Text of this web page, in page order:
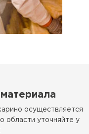
осуществляется
области уточняйте у